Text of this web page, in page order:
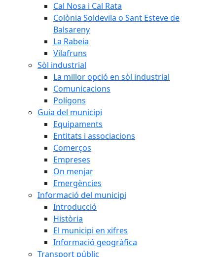
Cal Nosa i Cal Rata
Colònia Soldevila o Sant Esteve de
Balsareny
La Rabeia
Vilafruns
Sòl industrial
La millor opció en sòl industrial
Comunicacions
Polígons
Guia del municipi
Equipaments
Entitats i associacions
Comerços
Empreses
On menjar
Emergències
Informació del municipi
Introducció
Història
El municipi en xifres
Informació geogràfica
Transport públic